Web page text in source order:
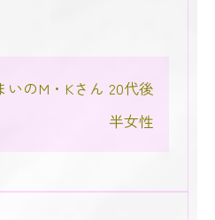
のM・Kさん 20代後
半女性